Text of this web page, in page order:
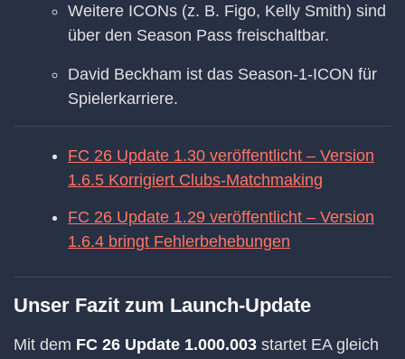
Weitere ICONs (z. B. Figo, Kelly Smith) sind
über den Season Pass freischaltbar.
David Beckham ist das Season-1-ICON für
Spielerkarriere.
FC 26 Update 1.30 veröffentlicht – Version
1.6.5 Korrigiert Clubs-Matchmaking
FC 26 Update 1.29 veröffentlicht – Version
1.6.4 bringt Fehlerbehebungen
Unser Fazit zum Launch-Update
Mit dem FC 26 Update 1.000.003 startet EA gleich